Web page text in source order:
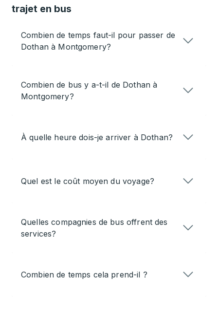
trajet en bus
Combien de temps faut-il pour passer de
Dothan à Montgomery?
Combien de bus y a-t-il de Dothan à
Montgomery?
À quelle heure dois-je arriver à Dothan?
Quel est le coût moyen du voyage?
Quelles compagnies de bus offrent des
services?
Combien de temps cela prend-il ?